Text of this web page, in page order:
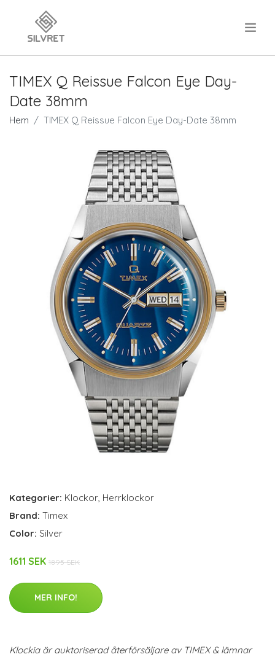
TIMEX Q Reissue Falcon Eye Day-
Date 38mm
Hem TIMEX Q Reissue Falcon Eye Day-Date 38mm
Kategorier: Klockor, Herrklockor
Brand: Timex
Color: Silver
1611 SEK 1895 SEK
MER INFO!
Klockia är auktoriserad återförsäljare av TIMEX & lämnar